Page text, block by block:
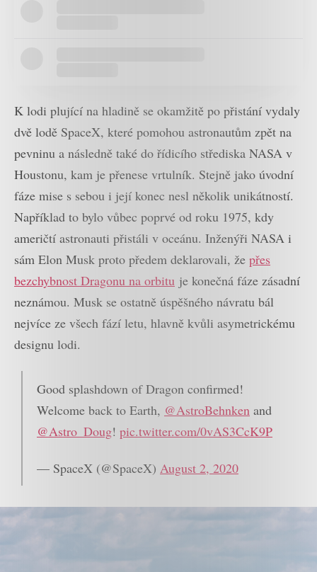
K lodi plující na hladině se okamžitě po přistání vydaly
dvě lodě SpaceX, které pomohou astronautům zpět na
pevninu a následně také do řídicího střediska NASA v
Houstonu, kam je přenese vrtulník. Stejně jako úvodní
fáze mise s sebou i její konec nesl několik unikátností.
Například to bylo vůbec poprvé od roku 1975, kdy
američtí astronauti přistáli v oceánu. Inženýři NASA i
sám Elon Musk proto předem deklarovali, že přes
bezchybnost Dragonu na orbitu je konečná fáze zásadní
neznámou. Musk se ostatně úspěšného návratu bál
nejvíce ze všech fází letu, hlavně kvůli asymetrickému
designu lodi.
Good splashdown of Dragon confirmed!
Welcome back to Earth, @AstroBehnken and
@Astro_Doug! pic.twitter.com/0vAS3CcK9P
— SpaceX (@SpaceX) August 2, 2020